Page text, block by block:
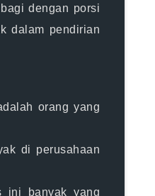
dengan porsi
dalam pendirian
orang yang
di perusahaan
ini banyak yang